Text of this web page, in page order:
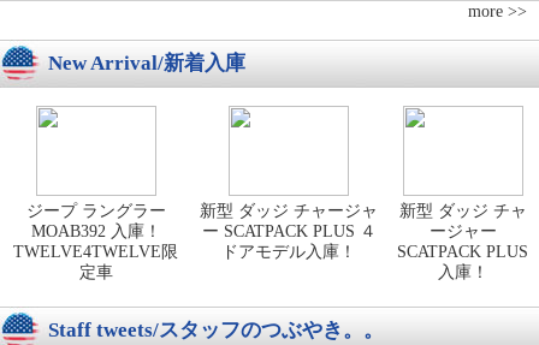
more >>
New Arrival/新着入庫
ジープ ラングラー
MOAB392 入庫！
TWELVE4TWELVE限
定車
新型 ダッジ チャージャ
ー SCATPACK PLUS ４
ドアモデル入庫！
新型 ダッジ チャ
ージャー
SCATPACK PLUS
入庫！
Staff tweets/スタッフのつぶやき。。